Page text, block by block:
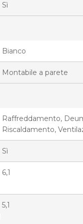
Sì
Bianco
Montabile a parete
Raffreddamento,
Riscaldamento,
Sì
6,1
5,1